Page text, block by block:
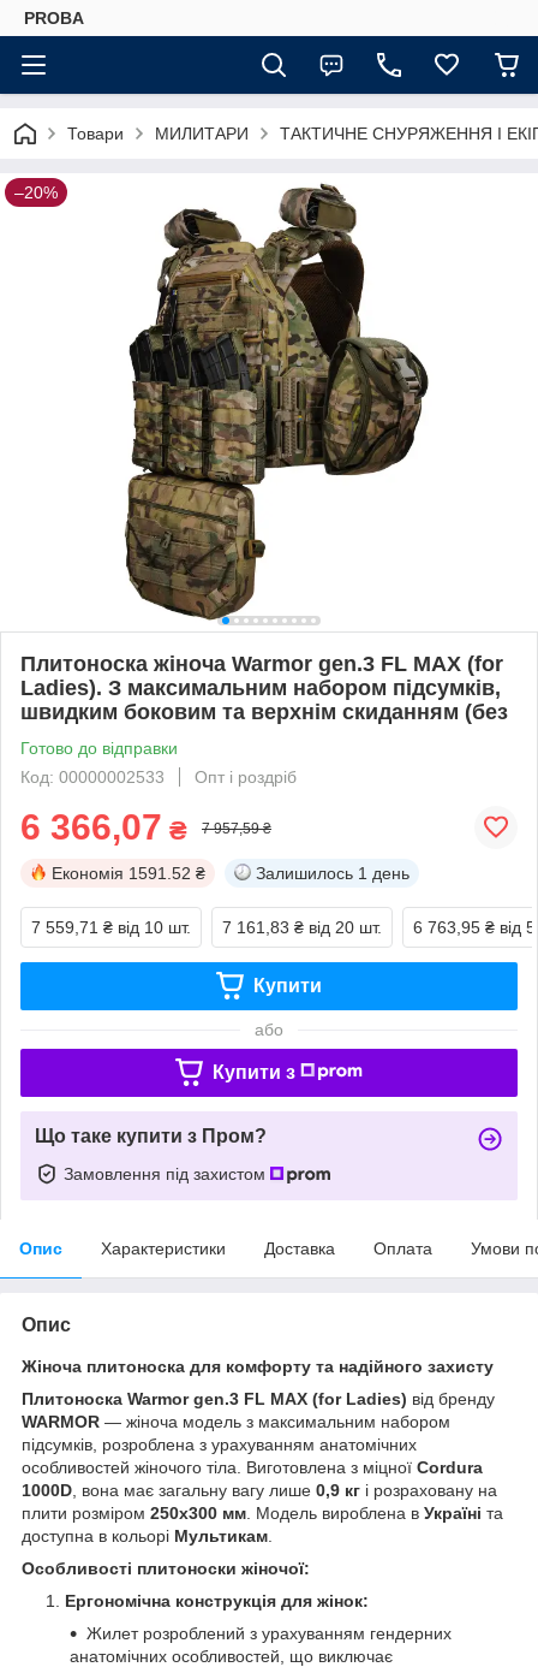
PROBA
Товари МИЛИТАРИ ТАКТИЧНЕ СНУРЯЖЕННЯ І
–20%
Плитоноска жіноча Warmor gen.3 FL MAX (for
Ladies). З максимальним набором підсумків,
швидким боковим та верхнім скиданням (без
Готово до відправки
Код: 00000002533
Опт і роздріб
6 366,07 ₴ 7 957,59 ₴
Економія 1591.52 ₴ Залишилось 1 день
7 559,71 ₴ від 10 шт. 7 161,83 ₴ від 20 шт. 6 763,95 ₴ від
Купити
або
Купити з
Що таке купити з Пром?
Замовлення під захистом
Опис Характеристики Доставка Оплата Умови
Опис
Жіноча плитоноска для комфорту та надійного захисту
Плитоноска Warmor gen.3 FL MAX (for Ladies) від бренду
WARMOR — жіноча модель з максимальним набором
підсумків, розроблена з урахуванням анатомічних
особливостей жіночого тіла. Виготовлена з міцної Cordura
1000D , вона має загальну вагу лише 0,9 кг і розраховану на
плити розміром 250х300 мм . Модель вироблена в Україні та
доступна в кольорі Мультикам
Особливості плитоноски жіночої:
Ергономічна конструкція для жінок:
Жилет розроблений з урахуванням гендерних
анатомічних особливостей, що виключає